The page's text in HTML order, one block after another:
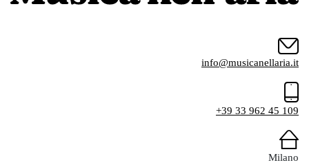
info@musicanellaria.it
+39 33 962 45 109
Milano